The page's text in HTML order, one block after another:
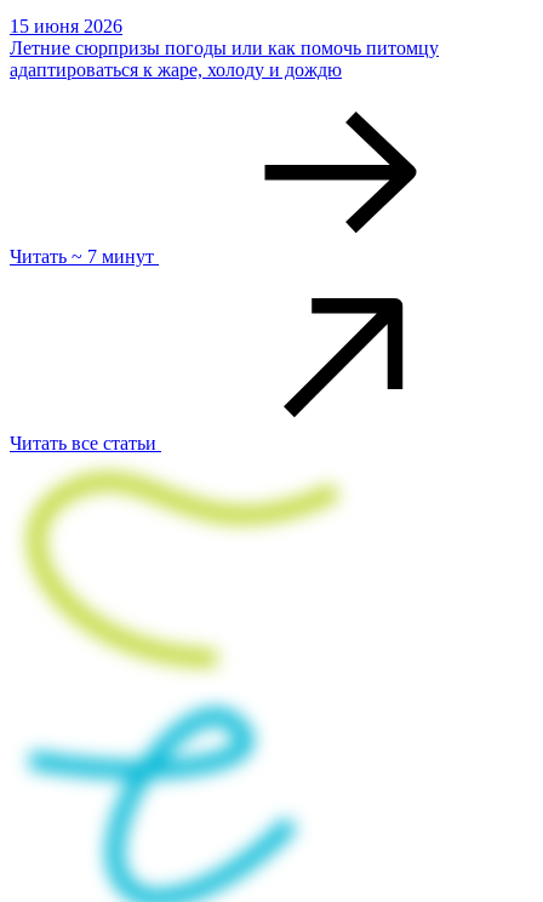
15 июня 2026
Летние сюрпризы погоды или как помочь питомцу
адаптироваться к жаре, холоду и дождю
Читать ~ 7 минут
Читать все статьи